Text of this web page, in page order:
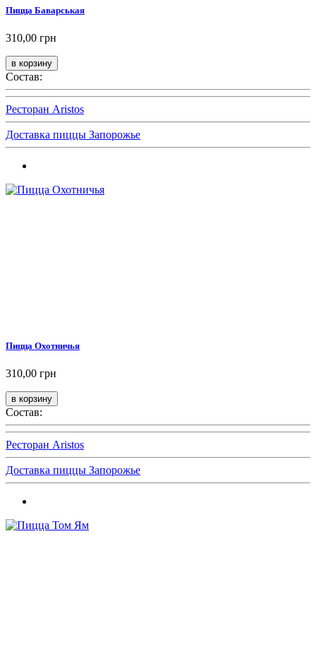
Пицца Баварськая
310,00 грн
Состав:
Ресторан Aristos
Доставка пиццы Запорожье
Пицца Охотничья
310,00 грн
Состав:
Ресторан Aristos
Доставка пиццы Запорожье